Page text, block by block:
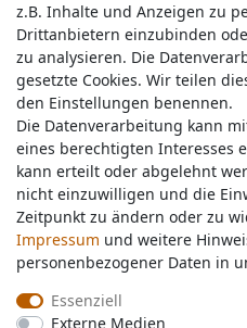
Service & Kontakt
Wünschen Sie
Schreiben Sie uns:
service@nawajo.de
z.B. Inhalte und Anzeigen zu
Drittanbietern einzubinden
zu analysieren. Die
gesetzte Cookies. Wir teilen
den Einstellungen benennen.
Die Datenverarbeitung kann
eines berechtigten Interesses
kann erteilt oder abgelehnt
nicht einzuwilligen und die
Zeitpunkt zu ändern oder zu
Impressum und weitere
personenbezogener Daten in
Essenziell
Externe Medien
z.B. Inhalte und Anzeigen zu
Drittanbietern einzubinden
zu analysieren. Die
gesetzte Cookies. Wir teilen
den Einstellungen benennen.
Die Datenverarbeitung kann
eines berechtigten Interesses
kann erteilt oder abgelehnt
nicht einzuwilligen und die
Zeitpunkt zu ändern oder zu
Impressum und weitere
personenbezogener Daten in
Essenziell
Externe Medien